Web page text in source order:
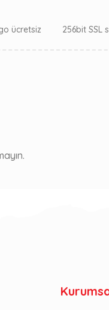
ücretsiz 256bit SSL